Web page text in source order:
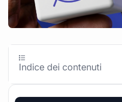
Indice dei contenuti